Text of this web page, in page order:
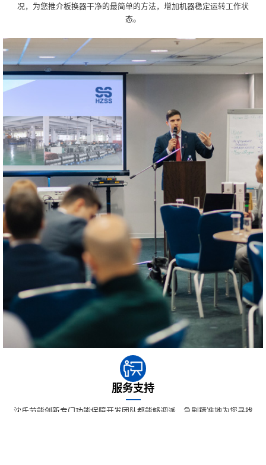
况，为您推介板换器干净的最简单的方法，增加机器稳定运转工作状
态。
服务支持
沈氏节能创新专门功能保障开发团队都能够调派，急剧精准地为您寻找